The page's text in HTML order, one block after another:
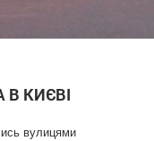
В КИЄВІ
вулицями